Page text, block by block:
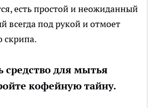
есть простой и неожиданный
всегда под рукой и отмоет
скрипа.
средство для мытья
кофейную тайну.